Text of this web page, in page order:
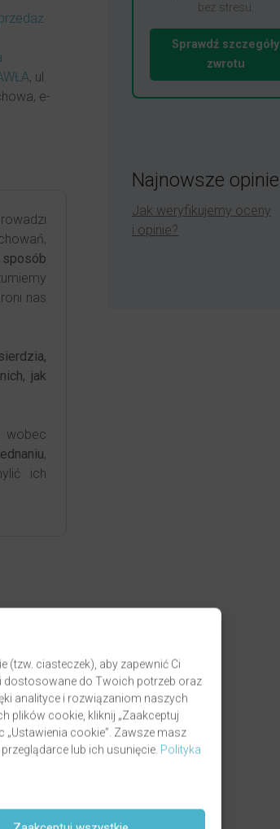
ciasteczek), aby zapewnić Ci
dostosowane do Twoich potrzeb oraz
analityce i rozwiązaniom naszych
plików cookie, kliknij „Zaakceptuj
cookie”. Zawsze masz
lub ich usunięcie. Polityka
, ul.
e-
nas
jak
wobec
,
ich
bez stresu.
Sprawdź szczegóły
zwrotu
Najnowsze opinie
Jak weryfikujemy oceny
i opinie?